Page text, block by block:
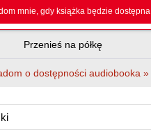
mnie, gdy książka będzie dostępna
Przenieś na półkę
o dostępności audiobooka »